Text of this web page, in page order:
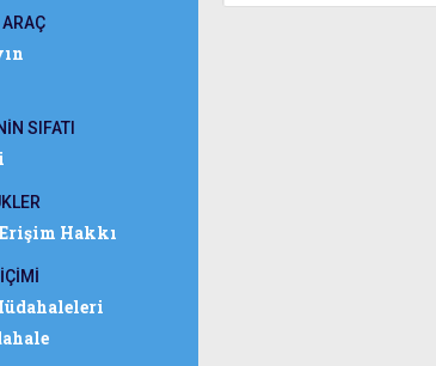
SIFATI
Hakkı